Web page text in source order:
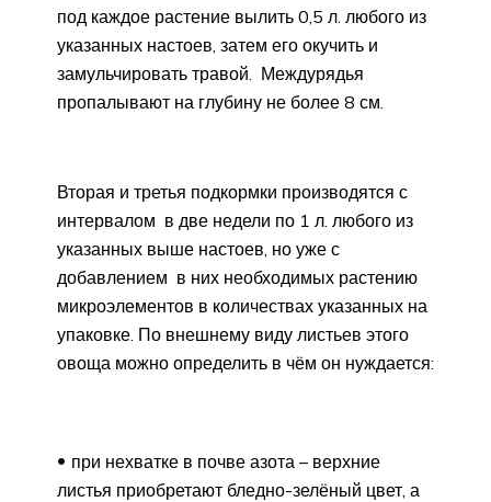
под каждое растение вылить 0,5 л. любого из
указанных настоев, затем его окучить и
замульчировать травой. Междурядья
пропалывают на глубину не более 8 см.
Вторая и третья подкормки производятся с
интервалом в две недели по 1 л. любого из
указанных выше настоев, но уже с
добавлением в них необходимых растению
микроэлементов в количествах указанных на
упаковке. По внешнему виду листьев этого
овоща можно определить в чём он нуждается:
при нехватке в почве азота – верхние
листья приобретают бледно-зелёный цвет, а